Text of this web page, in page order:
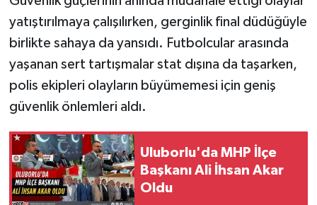
yatıştırılmaya çalışılırken, gerginlik final düdüğüyle
birlikte sahaya da yansıdı. Futbolcular arasında
yaşanan sert tartışmalar stat dışına da taşarken,
polis ekipleri olayların büyümemesi için geniş
güvenlik önlemleri aldı.
Uluborlu'da MHP İlçe
Başkanı Ali İhsan Akar
Oldu
Künye